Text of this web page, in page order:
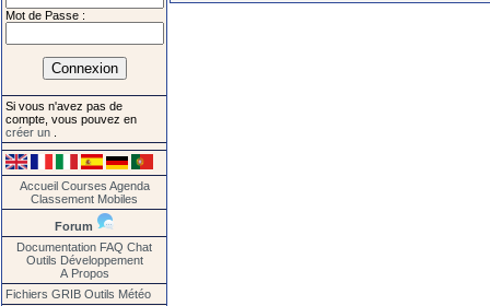
Mot de Passe :
Si vous n'avez pas de
compte, vous pouvez en
créer un
Accueil Courses Agenda
Classement Mobiles
Forum
Documentation FAQ Chat
Outils Développement
A Propos
Fichiers GRIB Outils Météo